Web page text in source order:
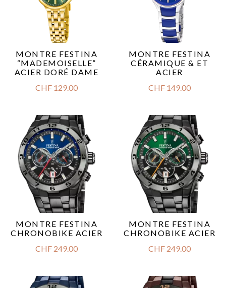
MONTRE FESTINA
“MADEMOISELLE”
ACIER DORÉ DAME
CHF 129.00
MONTRE FESTINA
CÉRAMIQUE & ET
ACIER
CHF 149.00
MONTRE FESTINA
CHRONOBIKE ACIER
CHF 249.00
MONTRE FESTINA
CHRONOBIKE ACIER
CHF 249.00